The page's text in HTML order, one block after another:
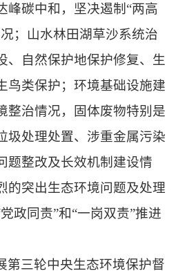
峰碳中和，坚决遏制“两高
；山水林田湖草沙系统治
、自然保护地保护修复、生
鸟类保护；环境基础设施建
整治情况，固体废物特别是
圾处理处置、涉重金属污染
题整改及长效机制建设情
的突出生态环境问题及处理
政同责”和“一岗双责”推进
第三轮中央生态环境保护督